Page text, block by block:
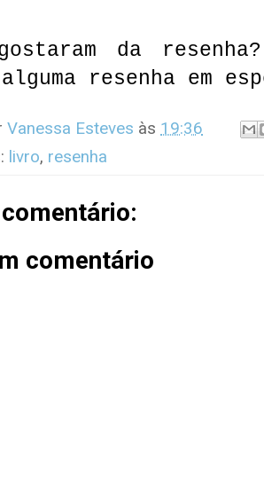
da
resenha em
Vanessa Esteves às 19:36
livro, resenha
comentário